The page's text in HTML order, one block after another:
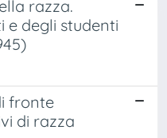
razza.
e degli studenti
fronte
di razza